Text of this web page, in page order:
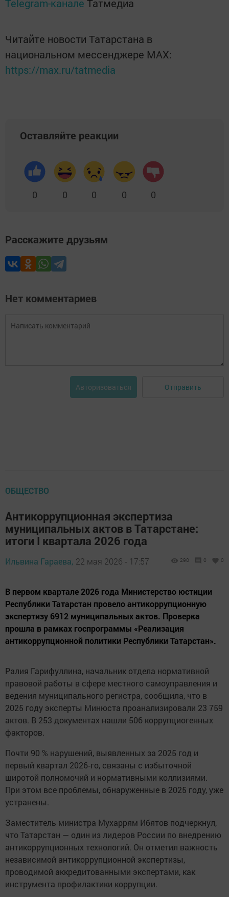
Telegram-канале Татмедиа
Читайте новости Татарстана в
национальном мессенджере MАХ:
https://max.ru/tatmedia
Оставляйте реакции
0 0 0 0 0
Расскажите друзьям
Нет комментариев
Авторизоваться Отправить
ОБЩЕСТВО
Антикоррупционная экспертиза
муниципальных актов в Татарстане:
итоги I квартала 2026 года
Ильвина Гараева, 22 мая 2026 - 17:57 290 0 0
В первом квартале 2026 года Министерство юстиции
Республики Татарстан провело антикоррупционную
экспертизу 6912 муниципальных актов. Проверка
прошла в рамках госпрограммы «Реализация
антикоррупционной политики Республики Татарстан».
Ралия Гарифуллина, начальник отдела нормативной
правовой работы в сфере местного самоуправления и
ведения муниципального регистра, сообщила, что в
2025 году эксперты Минюста проанализировали 23 759
актов. В 253 документах нашли 506 коррупциогенных
факторов.
Почти 90 % нарушений, выявленных за 2025 год и
первый квартал 2026‑го, связаны с избыточной
широтой полномочий и нормативными коллизиями.
При этом все проблемы, обнаруженные в 2025 году, уже
устранены.
Заместитель министра Мухаррям Ибятов подчеркнул,
что Татарстан — один из лидеров России по внедрению
антикоррупционных технологий. Он отметил важность
независимой антикоррупционной экспертизы,
проводимой аккредитованными экспертами, как
инструмента профилактики коррупции.